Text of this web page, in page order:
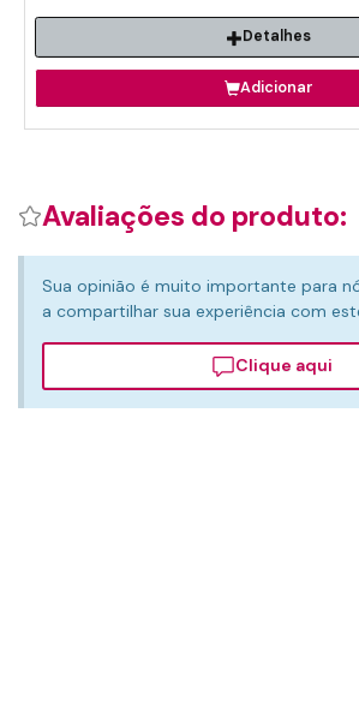
Detalhes
Adicionar
Avaliações do produto:
Sua opinião é muito importante para
a compartilhar sua experiência com
Clique aqui